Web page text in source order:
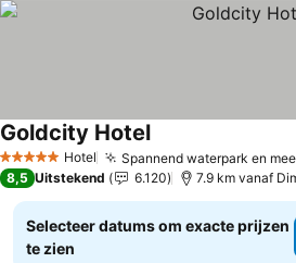
5 Sterren Hotel Spannend waterpark en
Goldcity HotelPrijzen bekijken
8,5 Uitstekend 6.120 7.9 km vanaf
Selecteer datums om exacte prijzen
te zien